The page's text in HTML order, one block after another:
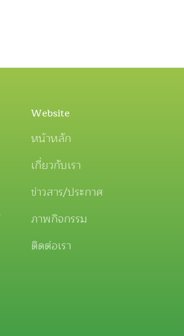
Website
หน้าหลัก
เกี่ยวกับเรา
ข่าวสาร/ประกาศ
ภาพกิจกรรม
ติดต่อเรา